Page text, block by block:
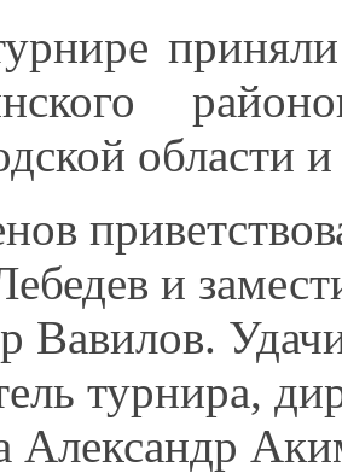
области
и
Вавилов.
турнира,
Александр